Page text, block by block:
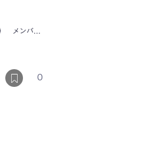
メンバーログイン
0